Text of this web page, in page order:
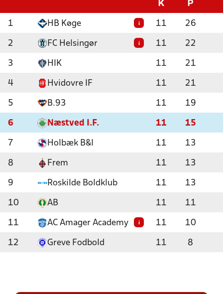
K P
1 HB Køge i 11 26
2 FC Helsingør i 11 22
3 HIK 11 21
4 Hvidovre IF 11 21
5 B.93 11 19
6 Næstved I.F. 11 15
7 Holbæk B&I 11 13
8 Frem 11 13
9 Roskilde Boldklub 11 13
10 AB 11 11
11 AC Amager Academy i 11 10
12 Greve Fodbold 11 8